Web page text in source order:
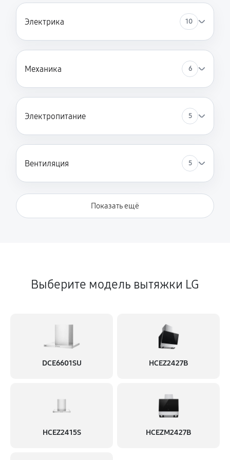
Ремонт платы управления (восстановление)
1790 руб
Электрика 10
Механика 6
Электропитание 5
Вентиляция 5
Показать ещё
Выберите модель вытяжки LG
DCE6601SU HCEZ2427B
HCEZ2415S HCEZM2427B